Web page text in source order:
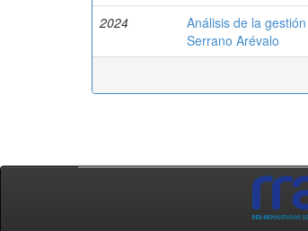
2024
Análisis de la
Serrano Arévalo